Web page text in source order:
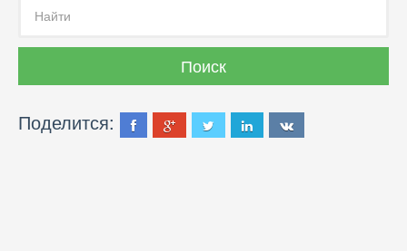
Поделится: